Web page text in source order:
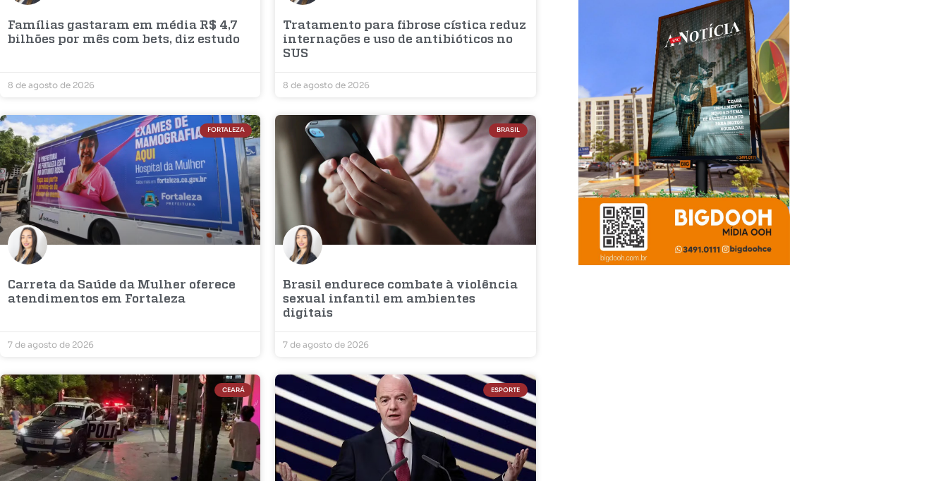
Famílias gastaram em média R$ 4,7
bilhões por mês com bets, diz estudo
8 de agosto de 2026
Tratamento para fibrose cística reduz
internações e uso de antibióticos no
SUS
8 de agosto de 2026
FORTALEZA
Carreta da Saúde da Mulher oferece
atendimentos em Fortaleza
7 de agosto de 2026
BRASIL
Brasil endurece combate à violência
sexual infantil em ambientes
digitais
7 de agosto de 2026
CEARÁ ESPORTE